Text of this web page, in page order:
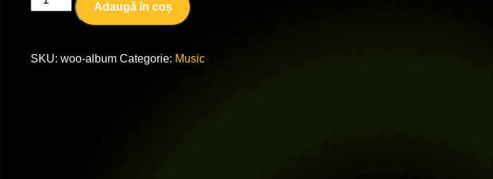
Adaugă în coș
SKU: woo-album Categorie: Music